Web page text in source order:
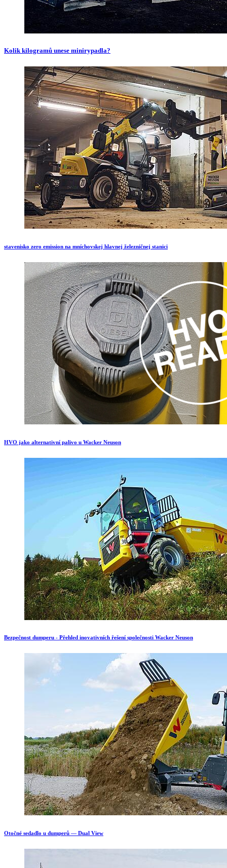
Kolik kilogramů unese minirypadla?
stavenisko zero emission na mníchovskej hlavnej železničnej stanici
HVO jako alternativní palivo u Wacker Neuson
Bezpečnost dumperu - Přehled inovativních řešení společnosti Wacker Neuson
Otočné sedadlo u dumperů — Dual View